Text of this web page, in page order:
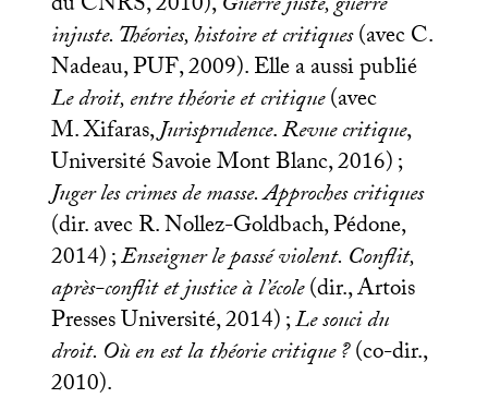
injuste. Théories, histoire et critiques(avec C.
Nadeau,PUF, 2009). Elle a aussi publié
Le droit, entre théorie et critique(avec
M. Xifaras,Jurisprudence.Revue critique,
Université Savoie Mont Blanc, 2016);
Juger les crimes de masse. Approches critiques
(dir. avec R. Nollez-Goldbach, Pédone,
2014);Enseigner le passé violent. Conflit,
après-conflit et justice à l’école(dir., Artois
Presses Université, 2014);Le souci du
droit. Où en est la théorie critique?(co-dir.,
2010).